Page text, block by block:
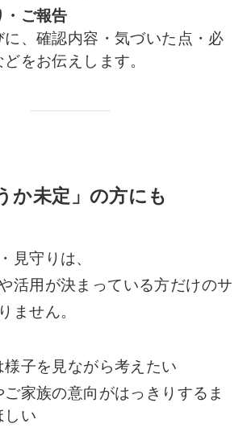
・ご報告
に、確認内容・気づいた点・必
をお伝えします。
か未定」の方にも
見守りは、
活用が決まっている方だけのサ
ません。
様子を見ながら考えたい
家族の意向がはっきりするま
しい